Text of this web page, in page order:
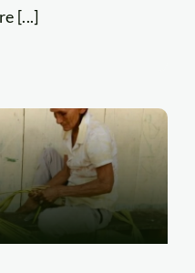
[...]